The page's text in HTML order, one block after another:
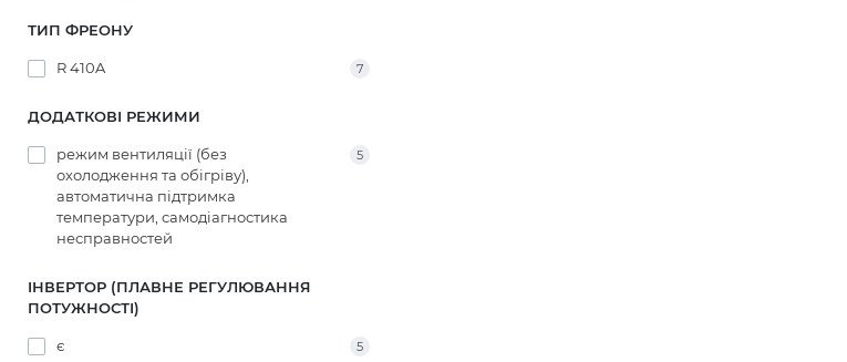
ТИП ФРЕОНУ
R 410A 7
ДОДАТКОВІ РЕЖИМИ
режим вентиляції (без
охолодження та обігріву),
автоматична підтримка
температури, самодіагностика
несправностей
5
ІНВЕРТОР (ПЛАВНЕ РЕГУЛЮВАННЯ
ПОТУЖНОСТІ)
є 5